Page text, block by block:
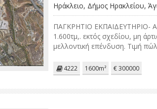
Ηράκλειο, Δήμος Ηρακλείου,
ΠΑΓΚΡΗΤΙΟ ΕΚΠΑΙΔΕΥΤΗΡΙΟ-
1.600τμ,. εκτός σχεδίου, μη
μελλοντική επένδυση. Τιμή
4222 1600m² € 300000